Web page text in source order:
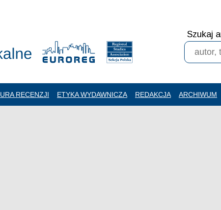
Szukaj
RECENZJI ETYKA WYDAWNICZA REDAKCJA ARCHIWUM